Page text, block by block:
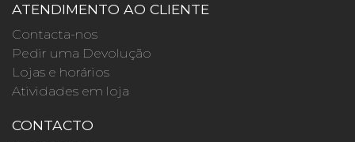
ATENDIMENTO AO CLIENTE
Contacta-nos
Pedir uma Devolução
Lojas e horários
Atividades em loja
CONTACTO